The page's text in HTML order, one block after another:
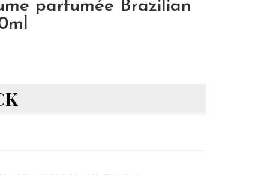
parfumée Brazilian